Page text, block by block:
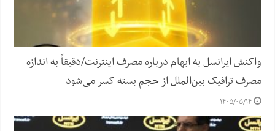
واکنش ایرانسل به ابهام درباره مصرف اینترنت/دقیقاً به اندازه
مصرف ترافیک بین‌الملل از حجم بسته کسر می‌شود
۱۴۰۵/۰۵/۱۴